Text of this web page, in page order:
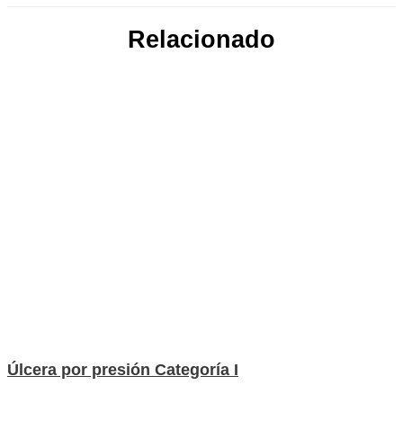
Relacionado
Úlcera por presión Categoría I